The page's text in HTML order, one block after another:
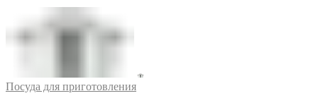
Посуда для приготовления